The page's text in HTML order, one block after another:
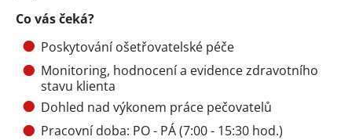
Co vás čeká?
Poskytování ošetřovatelské péče
Monitoring, hodnocení a evidence zdravotního
stavu klienta
Dohled nad výkonem práce pečovatelů
Pracovní doba: PO - PÁ (7:00 - 15:30 hod.)